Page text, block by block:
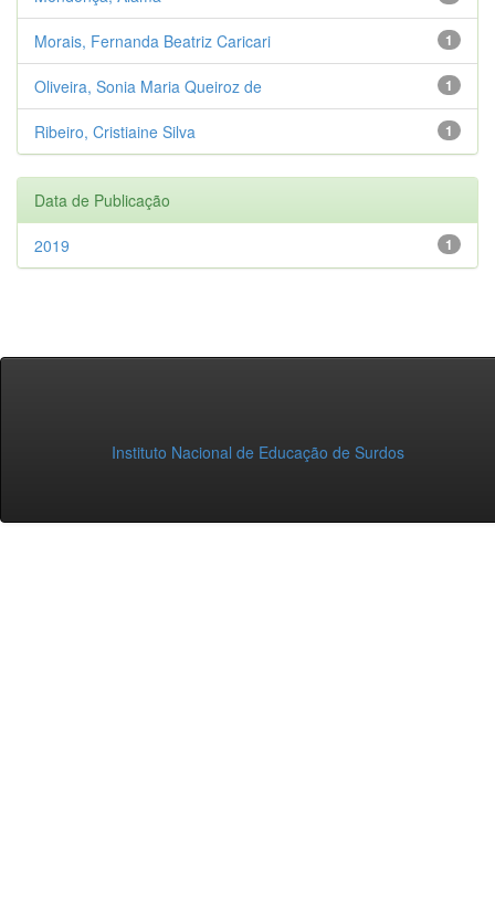
1
Morais, Fernanda Beatriz Caricari
1
Oliveira, Sonia Maria Queiroz de
1
Ribeiro, Cristiaine Silva
Data de Publicação
1
2019
Instituto Nacional de Educação de Surdos